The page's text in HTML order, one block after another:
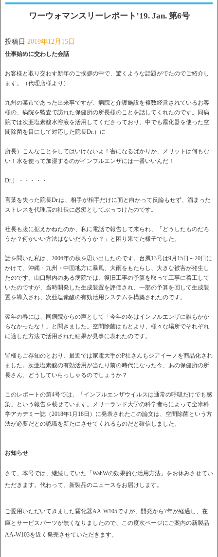
ワーウォマンスリーレポート’19. Jan. 第6号
投稿日 2019年12月15日
仕事始めに交わした会話
お客様と取り交わす新年のご挨拶の中で、驚くような話題がでたのでご紹介し
ます。（代理店様より）
九州の某市であった出来事ですが、病院と介護施設を複数経営されているお客
様の、病院を監査で訪れた保健所の所長様のことを話してくれたのです。同病
院では次亜塩素酸水溶液を活用してくださっており、中でも霧化器を使った空
間除菌を目にして対応した院長Dr.）に
所長）こんなことをしてはいけないよ！害になるばかりか、メリットは何もな
い！水を使って加湿するのがインフルエンザには一番いいんだ！
Dr.）・・・・・
言葉を失った院長Dr.は、相手が相手だけに面と向かって反論もせず、溜まった
ストレスを代理店の社長に愚痴としてぶっつけたのです。
社長も腹に据えかねたのか、私に電話で報告して来られ、「どうしたものだろ
うか？何かいい方法はないだろうか？」と困り果てた様子でした。
話を聞いた私は、2006年の秋を思い出したのです。台風13号は9月15日～20日に
かけて、沖縄・九州・中国地方に暴風、大雨をもたらし、大きな被害が発生し
たのです。山口県内のある病院では、復旧工事の予算を取って工事に着工して
いたのですが、当時開発した生成装置を評価され、一部の予算を回して生成装
置を導入され、次亜塩素酸の有効活用システムを構築されたのです。
翌年の春には、同病院からの声として「今年の冬はインフルエンザに誰もかか
らなかったな！」と聞きました。空間除菌はもとより、様々な場所でそれぞれ
に適した方法で活用された結果が見事に表れたのです。
皆様もご存知のとおり、最近では家電大手のP社さんもジアイーノを商品化され
ました。次亜塩素酸の有効活用が当たり前の時代になった今、あの保健所の所
長さん、どうしていらっしゃるのでしょうか？
このレポートの第4号では、「インフルエンザウイルスは通常の呼吸だけでも感
染」という報告を載せています。メリーランド大学の科学者らによって全米科
学アカデミー誌（2018年1月18日）に発表されたこの論文は、空間除菌という方
法が必要だとの認識を新たにさせてくれるものだと確信しました。
お知らせ
さて、本号では、継続していた「WahWの効果的な活用方法」をお休みさせてい
ただきます。代わって、新製品のニュースをお届けします。
ご愛用いただいてきました霧化器AA-W105ですが、開発から7年が経過し、在
庫とサービスパーツが無くなりましたので、この度次ページにご案内の新製品
AA-W103を近く発売させていただきます。